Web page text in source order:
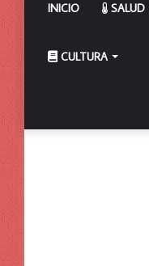
INICIO SALUD
CULTURA